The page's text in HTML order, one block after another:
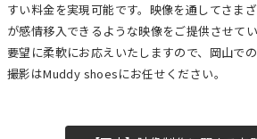
すい料金を実現可能です。映像を通してさま
が感情移入できるような映像をご提供させて
要望に柔軟にお応えいたしますので、岡山で
撮影はMuddy shoesにお任せください。